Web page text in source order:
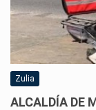
Zulia
ALCALDÍA DE